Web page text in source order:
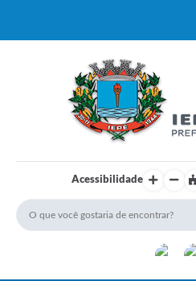
Acessibilidade